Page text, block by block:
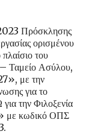
Πρόσκλησης
ορισμένου
του
Ταμείο Ασύλου,
με την
για το
την Φιλοξενία
με κωδικό ΟΠΣ